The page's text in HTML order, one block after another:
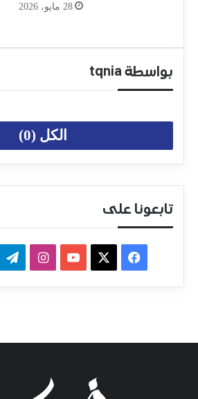
28 مايو، 2026
بواسطة tqnia
الكل (0)
تابعونا على